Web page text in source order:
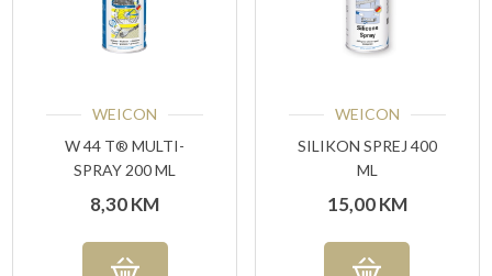
WEICON
W 44 T® MULTI-
SPRAY 200 ML
8,30KM
WEICON
SILIKON SPREJ 400
ML
15,00KM